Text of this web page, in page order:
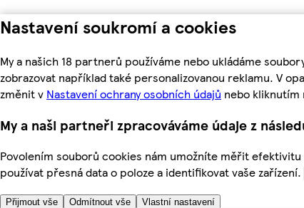
Nastavení soukromí a cookies
My a našich 18 partnerů používáme nebo ukládáme
zobrazovat například také personalizovanou reklamu. V
změnit v Nastavení ochrany osobních údajů nebo kliknutím
My a naši partneři zpracováváme údaje z
Povolením souborů cookies nám umožníte měřit
používat přesná data o poloze a identifikovat vaše zařízení.
Přijmout vše Odmítnout vše Vlastní nastavení